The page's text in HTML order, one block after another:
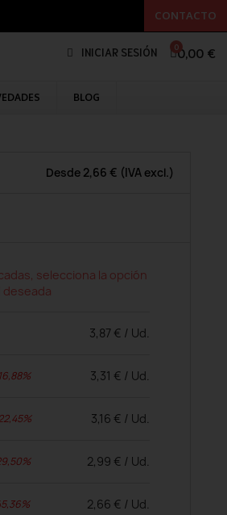
CONTACTO
INICIAR SESIÓN 0,00 €
BLOG
Desde 2,66 € (IVA excl.)
selecciona la opción
3,87 € / Ud.
3,31 € / Ud.
3,16 € / Ud.
2,99 € / Ud.
2,66 € / Ud.